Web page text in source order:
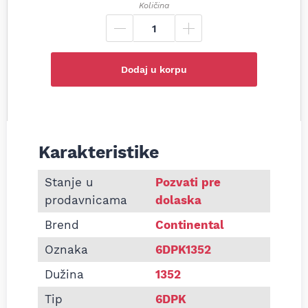
Količina
Dodaj u korpu
Informacije o Pk kaiš Continental 6DPK1352
Karakteristike
Stanje u
prodavnicama
Pozvati pre
dolaska
Brend
Continental
Oznaka
6DPK1352
Dužina
1352
Tip
6DPK